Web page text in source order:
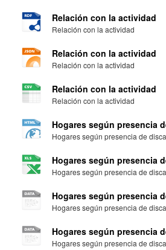
Relación con la actividad
Relación con la actividad
Relación con la actividad
Relación con la actividad
Relación con la actividad
Relación con la actividad
Hogares según presencia
Hogares según presencia de
Hogares según presencia
Hogares según presencia de
Hogares según presencia
Hogares según presencia de
Hogares según presencia
Hogares según presencia de